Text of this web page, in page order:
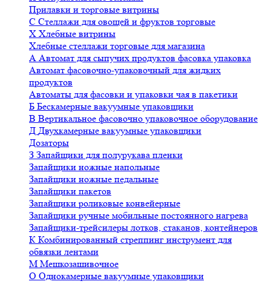
Прилавки и торговые витрины
С Стеллажи для овощей и фруктов торговые
Х Хлебные витрины
Хлебные стеллажи торговые для магазина
А Автомат для сыпучих продуктов фасовка упаковка
Автомат фасовочно-упаковочный для жидких
продуктов
Автоматы для фасовки и упаковки чая в пакетики
Б Бескамерные вакуумные упаковщики
В Вертикальное фасовочно упаковочное оборудование
Д Двухкамерные вакуумные упаковщики
Дозаторы
З Запайщики для полурукава пленки
Запайщики ножные напольные
Запайщики ножные педальные
Запайщики пакетов
Запайщики роликовые конвейерные
Запайщики ручные мобильные постоянного нагрева
Запайщики-трейсилеры лотков, стаканов, контейнеров
К Комбинированный стреппинг инструмент для
обвязки лентами
М Мешкозашивочное
О Однокамерные вакуумные упаковщики